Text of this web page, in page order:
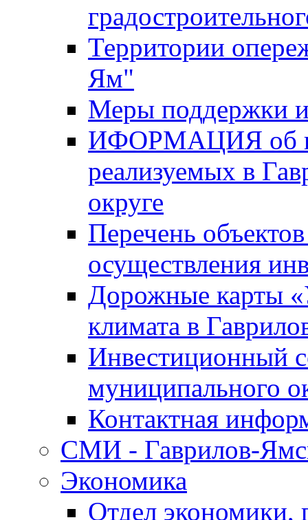
Территории
Ям"
Меры поддержки
ИФОРМАЦИЯ об
реализуемых в
округе
Перечень
осуществления
Дорожные карты
климата в
Инвестиционный
муниципального
Контактная
СМИ - Гаврилов-
Экономика
Отдел экономики,